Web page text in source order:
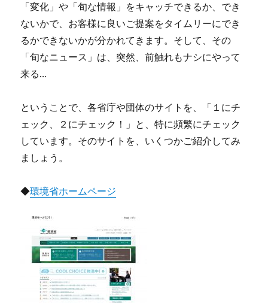
「変化」や「旬な情報」をキャッチできるか、でき
ないかで、お客様に良いご提案をタイムリーにでき
るかできないかが分かれてきます。そして、その
「旬なニュース」は、突然、前触れもナシにやって
来る…
ということで、各省庁や団体のサイトを、「１にチ
ェック、２にチェック！」と、特に頻繁にチェック
しています。そのサイトを、いくつかご紹介してみ
ましょう。
◆環境省ホームページ